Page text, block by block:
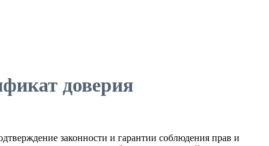
доверия
законности и гарантии соблюдения прав и